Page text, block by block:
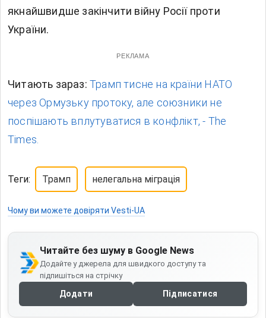
якнайшвидше закінчити війну Росії проти
України.
РЕКЛАМА
Читають зараз: Трамп тисне на країни НАТО
через Ормузьку протоку, але союзники не
поспішають вплутуватися в конфлікт, - The
Times.
Теги: Трамп нелегальна міграція
Чому ви можете довіряти Vesti-UA
Читайте без шуму в Google News
Додайте у джерела для швидкого доступу та
підпишіться на стрічку
Додати Підписатися